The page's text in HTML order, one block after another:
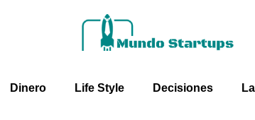
Dinero Life Style Decisiones